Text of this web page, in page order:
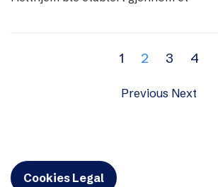
1 2 3 4
Previous Next
Cookies Legal